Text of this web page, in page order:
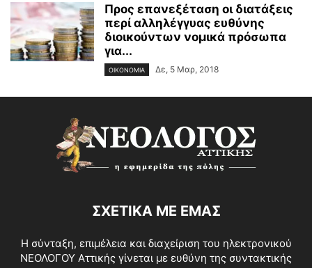
Προς επανεξέταση οι διατάξεις
περί αλληλέγγυας ευθύνης
διοικούντων νομικά πρόσωπα
για...
ΟΙΚΟΝΟΜΙΑ Δε, 5 Μαρ, 2018
ΣΧΕΤΙΚΑ ΜΕ ΕΜΑΣ
Η σύνταξη, επιμέλεια και διαχείριση του ηλεκτρονικού
ΝΕΟΛΟΓΟΥ Αττικής γίνεται με ευθύνη της συντακτικής